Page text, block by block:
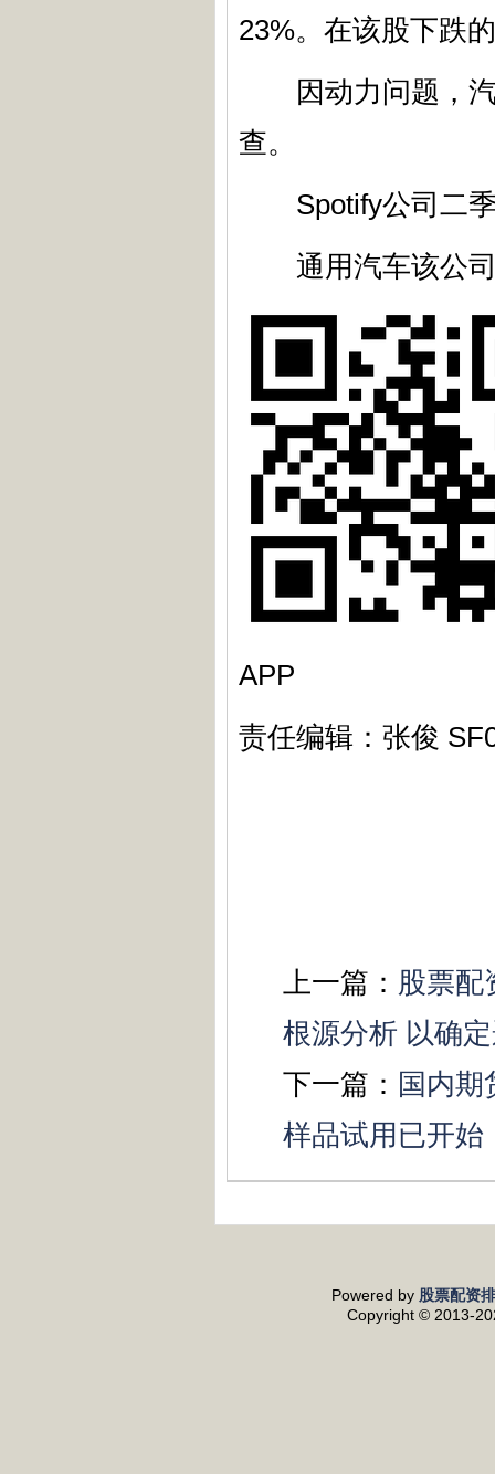
23%。在该股下跌
因动力问题，汽
查。
Spotify公司二季
通用汽车该公司
APP
责任编辑：张俊
上一篇： 股票配
根源分析 以确
下一篇： 国内
样品试用已开始
Powered by 股票配资
Copyright © 2013-